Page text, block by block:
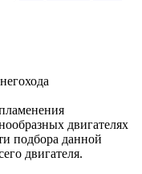
двигателях
подбора данной
двигателя.